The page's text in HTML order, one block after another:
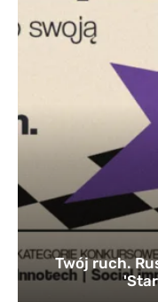
Twój ruch.